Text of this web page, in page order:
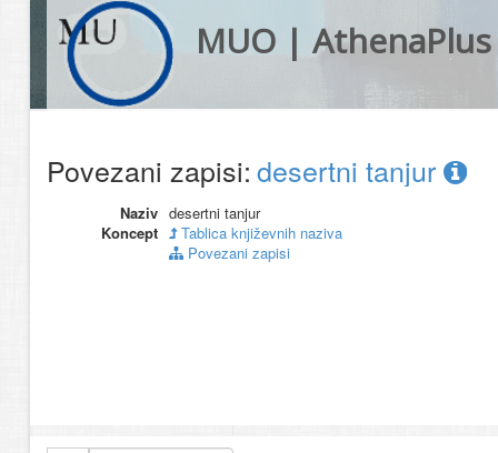
MUO | AthenaPlus
Povezani zapisi:desertni tanjur
Naziv desertni tanjur
Koncept
Tablica književnih naziva
Povezani zapisi